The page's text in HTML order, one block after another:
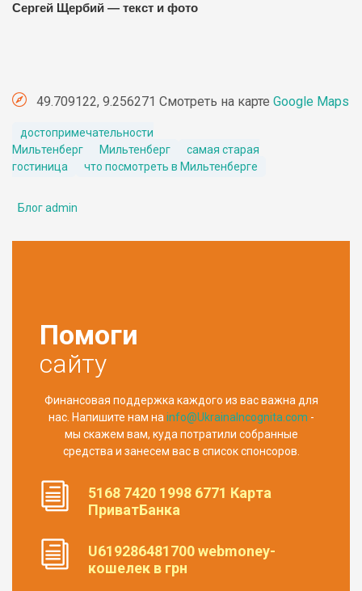
Сергей Щербий — текст и фото
49.709122, 9.256271 Смотреть на карте Google Maps
достопримечательности
Мильтенберг
Мильтенберг
самая старая
гостиница
что посмотреть в Мильтенберге
Блог admin
Помоги
сайту
Финансовая поддержка каждого из вас важна для
нас. Напишите нам на info@UkrainaIncognita.com -
мы скажем вам, куда потратили собранные
средства и занесем вас в список спонсоров.
5168 7420 1998 6771 Карта
ПриватБанка
U619286481700 webmoney-
кошелек в грн